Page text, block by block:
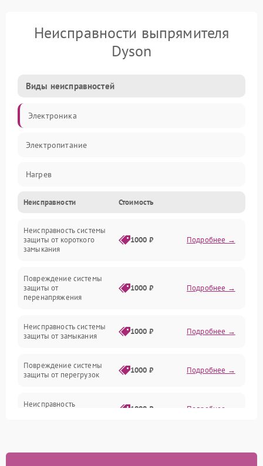
Неисправности выпрямителя
Dyson
Виды неисправностей
Электроника
Электропитание
Нагрев
Механические повреждения
Неисправности Стоимость
Неисправность системы
защиты от короткого
замыкания
1000 ₽ Подробнее →
Повреждение системы
защиты от
перенапряжения
1000 ₽ Подробнее →
Неисправность системы
защиты от замыкания
1000 ₽ Подробнее →
Повреждение системы
защиты от перегрузок
1000 ₽ Подробнее →
Неисправность
1000 ₽ Подробнее →
включения/выключения